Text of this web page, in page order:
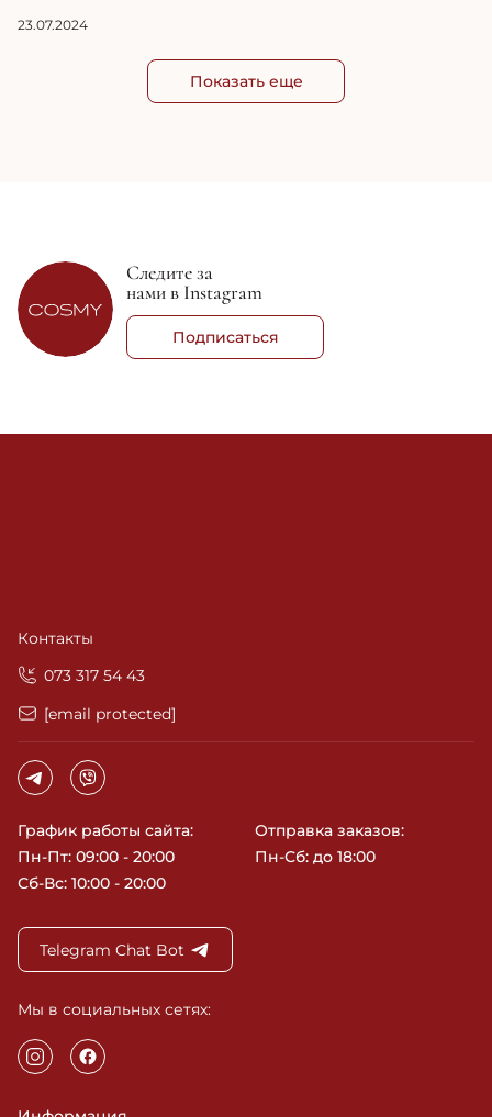
23.07.2024
Показать еще
Следите за
нами в Instagram
Подписаться
Контакты
‎073 317 54 43
[email protected]
График работы сайта:
Пн-Пт: 09:00 - 20:00
Сб-Вс: 10:00 - 20:00
Отправка заказов:
Пн-Сб: до 18:00
Telegram Chat Bot
Мы в социальных сетях: